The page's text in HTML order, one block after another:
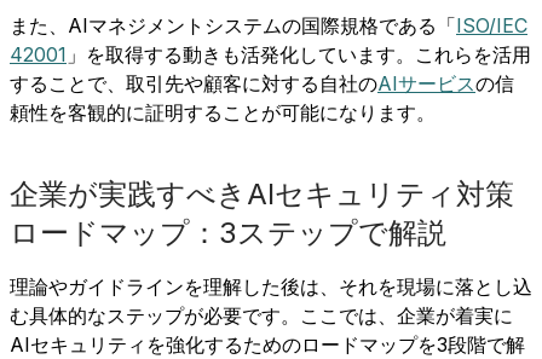
また、AIマネジメントシステムの国際規格である「ISO/IEC
42001 」を取得する動きも活発化しています。これらを活用
することで、取引先や顧客に対する自社のAIサービスの信
頼性を客観的に証明することが可能になります。
企業が実践すべきAIセキュリティ対策
ロードマップ：3ステップで解説
理論やガイドラインを理解した後は、それを現場に落とし込
む具体的なステップが必要です。ここでは、企業が着実に
AIセキュリティを強化するためのロードマップを3段階で解